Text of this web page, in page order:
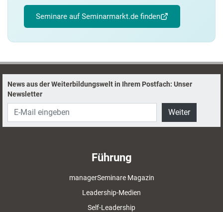
Seminare auf Seminarmarkt.de finden
News aus der Weiterbildungswelt in Ihrem Postfach: Unser
Newsletter
Weiter
Führung
managerSeminare Magazin
Leadership-Medien
Self-Leadership